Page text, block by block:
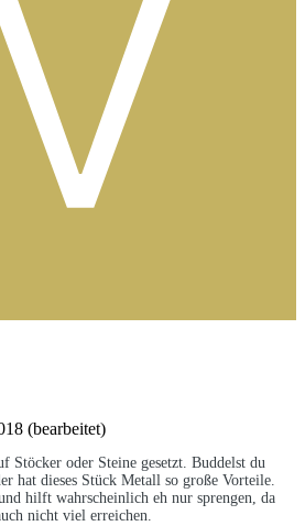
(bearbeitet)
Stöcker oder Steine gesetzt. Buddelst du
hat dieses Stück Metall so große Vorteile.
hilft wahrscheinlich eh nur sprengen, da
nicht viel erreichen.